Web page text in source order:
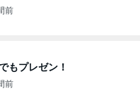
前
もプレゼン！
前